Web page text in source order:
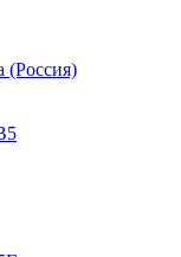
(Россия)